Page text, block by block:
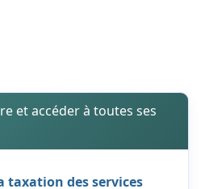
et accéder à toutes ses
taxation des services